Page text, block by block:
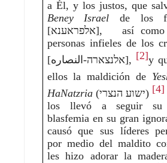
Beney Israel de los
[אלפראענא],   así como de las
personas infieles de los
[אלנצארה-النصاره],
[2]y
ellos la maldición de
HaNatzria
(ישוע הנצרי) [4]
los llevó a seguir su
blasfemia en su gran
causó que sus líderes
por medio del maldito
les hizo adorar la